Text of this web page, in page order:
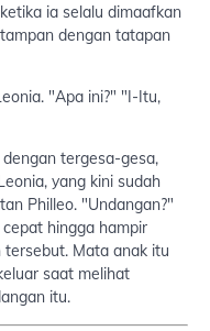
ia selalu dimaafkan
dengan tatapan
"Apa ini?" "I-Itu,
tergesa-gesa,
yang kini sudah
Philleo. "Undangan?"
hingga hampir
Mata anak itu
saat melihat
itu.